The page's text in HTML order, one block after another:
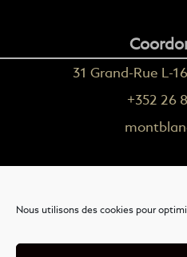
Nous utilisons des cookies pour
31 Grand-Rue L-
+352 26